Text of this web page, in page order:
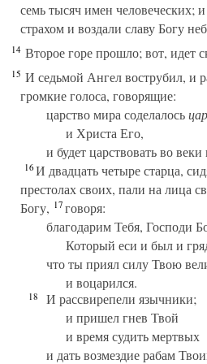
семь тысяч имен человеческих;
страхом и воздали славу Богу
14 Второе горе прошло; вот, идет
15 И седьмой Ангел вострубил, и
громкие голоса, говорящие:
царство мира соделалось
и Христа Его,
и будет царствовать во веки
16И двадцать четыре старца,
престолах своих, пали на лица
Богу, 17говоря:
благодарим Тебя, Господи
Который еси и был и
что ты приял силу Твою
и воцарился.
18
И рассвирепели язычники;
и пришел гнев Твой
и время судить мертвых
и дать возмездие рабам